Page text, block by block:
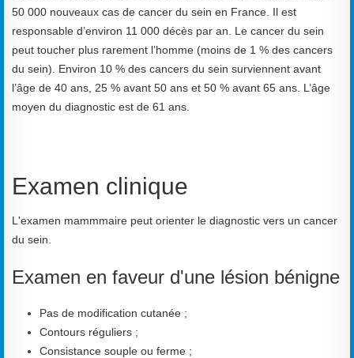
50 000 nouveaux cas de cancer du sein en France. Il est
responsable d’environ 11 000 décès par an. Le cancer du sein
peut toucher plus rarement l’homme (moins de 1 % des cancers
du sein). Environ 10 % des cancers du sein surviennent avant
l’âge de 40 ans, 25 % avant 50 ans et 50 % avant 65 ans. L’âge
moyen du diagnostic est de 61 ans.
Examen clinique
L'examen mammmaire peut orienter le diagnostic vers un cancer
du sein.
Examen en faveur d'une lésion bénigne
Pas de modification cutanée ;
Contours réguliers ;
Consistance souple ou ferme ;